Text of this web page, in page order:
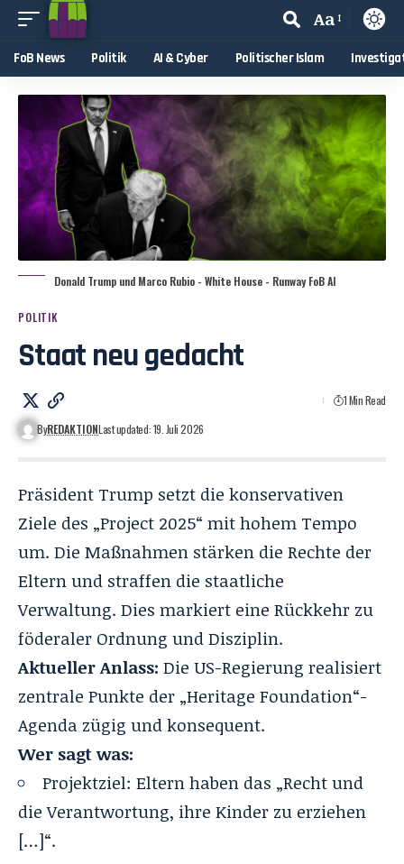
Aa
FoB News Politik AI & Cyber Politischer Islam
Donald Trump und Marco Rubio - White House - Runway FoB AI
POLITIK
Staat neu gedacht
ByREDAKTIONLast updated: 19. Juli 2026
1 Min Read
Präsident Trump setzt die konservativen
Ziele des „Project 2025“ mit hohem Tempo
um. Die Maßnahmen stärken die Rechte der
Eltern und straffen die staatliche
Verwaltung. Dies markiert eine Rückkehr zu
föderaler Ordnung und Disziplin.
Aktueller Anlass: Die US-Regierung realisiert
zentrale Punkte der „Heritage Foundation“-
Agenda zügig und konsequent.
Wer sagt was:
Projektziel: Eltern haben das „Recht und
die Verantwortung, ihre Kinder zu erziehen
[…]“.